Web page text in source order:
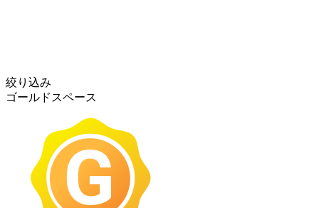
絞り込み
ゴールドスペース